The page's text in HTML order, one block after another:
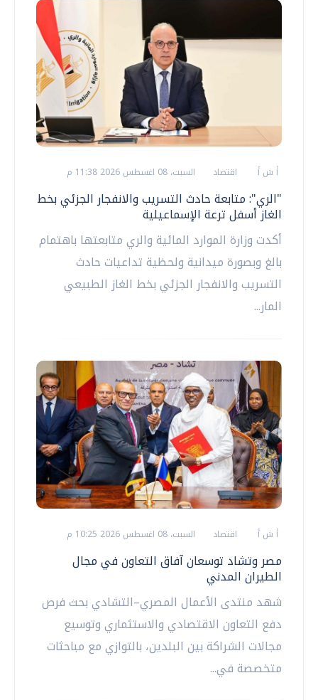
أ ش أ اقتصاد السبت، 08 اغسطس 2026 11:38 م
"الري": متابعة حادث التسريب والانفجار الجزئي بخط
الغاز أسفل ترعة الإسماعيلية
أكدت وزارة الموارد المائية والري متابعتها باهتمام
بالغ وبصورة ميدانية ولحظية تداعيات حادث
التسريب والانفجار الجزئي بخط الغاز الطبيعي
المار...
أ ش أ اقتصاد السبت، 08 اغسطس 2026 10:25 م
مصر وتشاد توسعان آفاق التعاون في مجال
الطيران المدني
شهد منتدى الأعمال المصري–التشادي بحث فرص
دفع التعاون الاقتصادي والاستثماري وتوسيع
مجالات الشراكة بين البلدين، بالتوازي مع مباحثات
متخصصة في...